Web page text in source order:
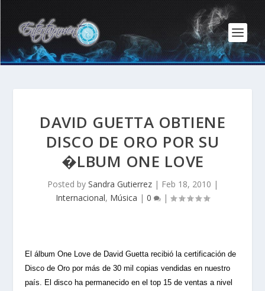
DAVID GUETTA OBTIENE
DISCO DE ORO POR SU
�LBUM ONE LOVE
Posted by Sandra Gutierrez| Feb 18, 2010 |
Internacional, Música | 0 |
El álbum One Love de David Guetta recibió la certificación de
Disco de Oro por más de 30 mil copias vendidas en nuestro
país. El disco ha permanecido en el top 15 de ventas a nivel